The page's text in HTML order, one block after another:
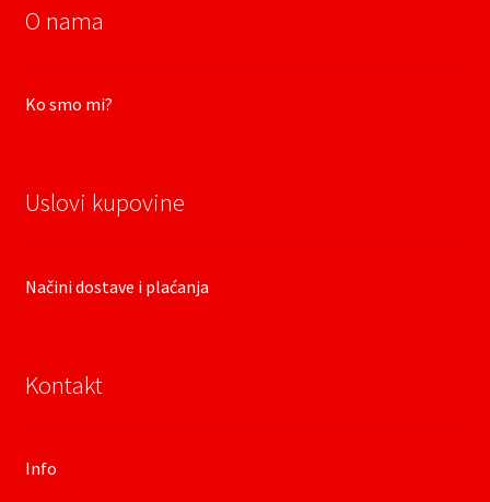
O nama
Ko smo mi?
Uslovi kupovine
Načini dostave i plaćanja
Kontakt
Info